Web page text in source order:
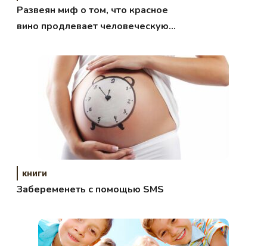
Развеян миф о том, что красное
вино продлевает человеческую
книги
Забеременеть с помощью SMS